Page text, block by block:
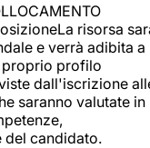
risorsa
e verrà adibita a
proprio profilo
dall'iscrizione
saranno valutate in
del candidato.